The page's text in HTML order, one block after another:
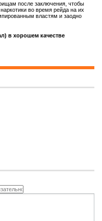
после заключения, чтобы
во время рейда на их
властям и заодно
в хорошем качестве